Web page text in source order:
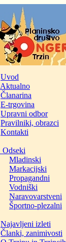
Uvod
Aktualno
Članarina
E-trgovina
Upravni odbor
Pravilniki, obrazci
Kontakti
Odseki
Mladinski
Markacijski
Propagandni
Vodniški
Naravovarstveni
Športno-plezalni
Najavljeni izleti
Članki, zanimivosti